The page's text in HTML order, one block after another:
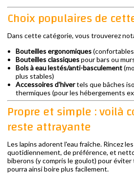
Choix populaires de
Dans cette catégorie, vous trouverez
Bouteilles ergonomiques
Bouteilles classiquespour bars ou
Bols à eau lestés/anti-basculement
plus stables)
Accessoires d'hivertels que bâches
thermiques (pour les hébergements
Propre et simple : voilà
reste attrayante
Les lapins adorent l'eau fraîche. Rincez
quotidiennement, de préférence, et
biberons (y compris le goulot) pour
pourra ainsi boire plus facilement.